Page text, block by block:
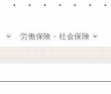
労働保険・社会保険